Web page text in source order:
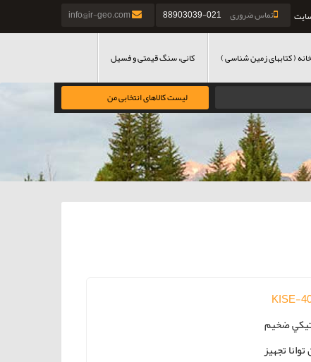
تماس ضروری 021-88903039
( کتابهای زمین شناسی ) کانی، سنگ قیمتی و فسیل
لیست کالاهای انتخابی من
KISE-
ضخیم
تجهیز